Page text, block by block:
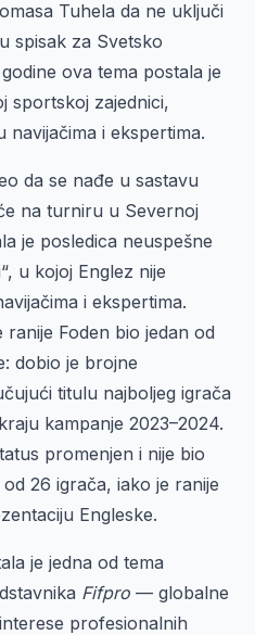
Tuhela da ne uključi
spisak za Svetsko
ova tema postala je
sportskoj zajednici,
navijačima i ekspertima.
da se nađe u sastavu
na turniru u Severnoj
je posledica neuspešne
u kojoj Englez nije
i ekspertima.
Foden bio jedan od
dobio je brojne
titulu najboljeg igrača
kampanje 2023–2024.
promenjen i nije bio
26 igrača, iako je ranije
Engleske.
je jedna od tema
Fifpro — globalne
profesionalnih